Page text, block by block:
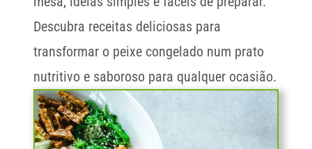
Descubra receitas deliciosas para
transformar o peixe congelado num prato
nutritivo e saboroso para qualquer ocasião.